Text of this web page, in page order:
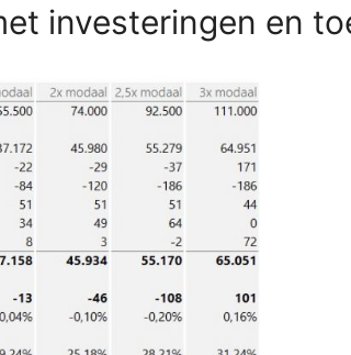
investeringen en